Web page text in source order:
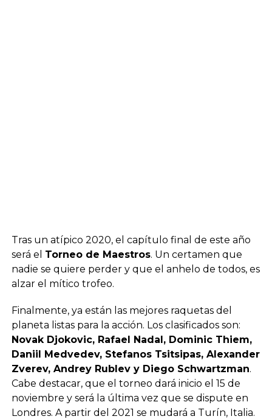
Tras un atípico 2020, el capítulo final de este año
será el Torneo de Maestros. Un certamen que
nadie se quiere perder y que el anhelo de todos, es
alzar el mítico trofeo.
Finalmente, ya están las mejores raquetas del
planeta listas para la acción. Los clasificados son:
Novak Djokovic, Rafael Nadal, Dominic Thiem,
Daniil Medvedev, Stefanos Tsitsipas, Alexander
Zverev, Andrey Rublev y Diego Schwartzman.
Cabe destacar, que el torneo dará inicio el 15 de
noviembre y será la última vez que se dispute en
Londres. A partir del 2021 se mudará a Turín, Italia.